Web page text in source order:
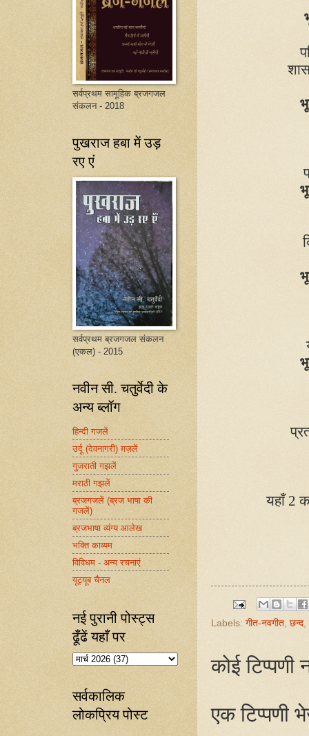
यहाँ 2
Labels: गीत-नवगीत,छन्द,
कोई टिप्पणी
एक टिप्पणी
सर्वप्रथम सामूहिक ब्रजगजल
संकलन - 2018
पुखराज हबा में उड़
रए एं
सर्वप्रथम ब्रजगजल संकलन
(एकल) - 2015
नवीन सी. चतुर्वेदी के
अन्य ब्लॉग
हिन्दी गजलें
उर्दू (देवनागरी) ग़ज़लें
गुजराती गझलें
मराठी गझलें
ब्रजगजलें (ब्रज भाषा की
गजलें)
ब्रजभाषा व्यंग्य आलेख
भक्ति काव्यम
विविधम - अन्य रचनाएं
यूट्यूब चैनल
नई पुरानी पोस्ट्स
ढूँढें यहाँ पर
सर्वकालिक
लोकप्रिय पोस्ट